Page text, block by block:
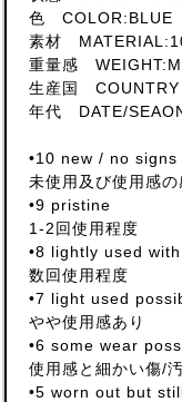
色 COLOR:BLUE
素材
重量感
生産国 COUNTRY
年代 DATE/
•10 new / no
未使用及び使用感
•9 pristine
1-2回使用程度
•8 lightly used
数回使用程度
•7 light used
やや使用感あり
•6 some wear
使用感と細かい傷/
•5 worn out but